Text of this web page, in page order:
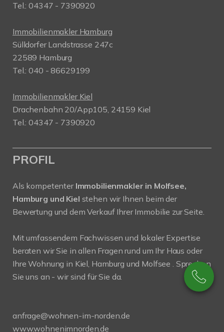
Tel.: 04347 - 7390920
Immobilienmakler Hamburg
Sülldorfer Landstrasse 247c
22589 Hamburg
Tel.: 040 - 86629199
Immobilienmakler Kiel
Drachenbahn 20/App105, 24159 Kiel
Tel.: 04347 - 7390920
PROFIL
Als kompetenter Immobilienmakler in Molfsee,
Hamburg und Kiel stehen wir Ihnen beim der
Bewertung und dem Verkauf Ihrer Immobilie zur Seite.
Mit umfassendem Fachwissen und lokaler Expertise
beraten wir Sie in allen Fragen rund um Ihr Haus oder
Ihre Wohnung in Kiel, Hamburg und Molfsee . Sprechen
Sie uns an - wir sind für Sie da.
anfrage@wohnen-im-norden.de
www.wohnenimnorden.de